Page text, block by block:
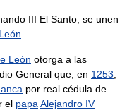
III El Santo, se unen
León
León otorga a las
General que, en 1253
por real cédula de
el papa Alejandro IV